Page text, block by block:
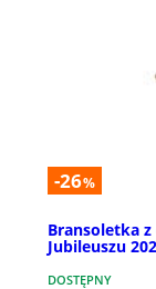
-26%
Bransoletka
Jubileuszu
DOSTĘPNY